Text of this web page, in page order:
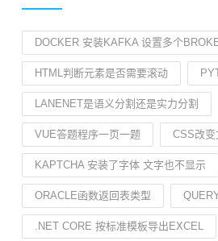
DOCKER 安装KAFKA 设置多个
HTML判断元素是否需要滚动
LANENET是语义分割还是实力分割
VUE答题程序一页一题 CSS改变
KAPTCHA 安装了字体 文字也不显示
ORACLE函数返回表类型
.NET CORE 按标准模板导出EXCEL